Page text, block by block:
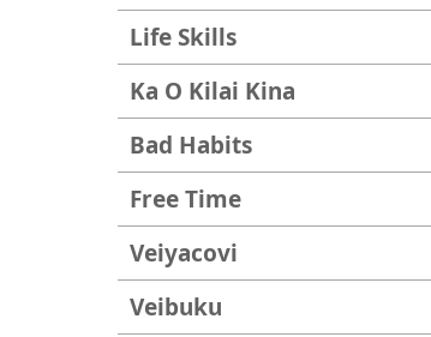
Life Skills
Ka O Kilai Kina
Bad Habits
Free Time
Veiyacovi
Veibuku